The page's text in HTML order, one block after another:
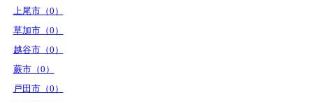
上尾市（0）
草加市（0）
越谷市（0）
蕨市（0）
戸田市（0）